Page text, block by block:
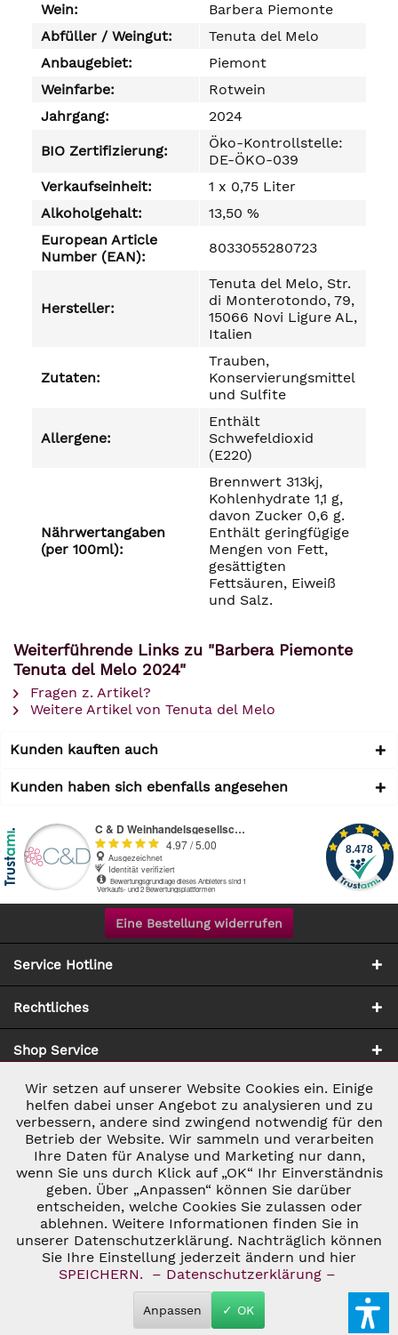
Wein:
Barbera Piemonte
Abfüller / Weingut:
Tenuta del Melo
Anbaugebiet:
Piemont
Weinfarbe:
Rotwein
Jahrgang:
2024
BIO Zertifizierung:
Öko-Kontrollstelle:
DE-ÖKO-039
Verkaufseinheit:
1 x 0,75 Liter
Alkoholgehalt:
13,50 %
European Article
Number (EAN):
8033055280723
Hersteller:
Tenuta del Melo, Str.
di Monterotondo, 79,
15066 Novi Ligure AL,
Italien
Zutaten:
Trauben,
Konservierungsmittel
und Sulfite
Allergene:
Enthält
Schwefeldioxid
(E220)
Nährwertangaben
(per 100ml):
Brennwert 313kj,
Kohlenhydrate 1,1 g,
davon Zucker 0,6 g.
Enthält geringfügige
Mengen von Fett,
gesättigten
Fettsäuren, Eiweiß
und Salz.
Weiterführende Links zu "Barbera Piemonte
Tenuta del Melo 2024"
Fragen z. Artikel?
Weitere Artikel von Tenuta del Melo
Kunden kauften auch
Kunden haben sich ebenfalls angesehen
Eine Bestellung widerrufen
Service Hotline
Rechtliches
Shop Service
Zahlung & Versand
* ALLE PREISE INKL. GESETZL. UMSATZSTEUER ZZGL.
VERSANDKOSTEN UND GGF. NACHNAHMEGEBÜHREN, WENN NICHT
ANDERS BESCHRIEBEN
© 2026 C&D WEINHANDEL - ALL RIGHTS RESERVED. THEME BY
THEMEWARE®
Notwendig Aktiv
Marketing Inaktiv
Tracking Inaktiv
Personalisierung Inaktiv
Wir setzen auf unserer Website Cookies ein. Einige
helfen dabei unser Angebot zu analysieren und zu
verbessern, andere sind zwingend notwendig für den
Betrieb der Website. Wir sammeln und verarbeiten
Ihre Daten für Analyse und Marketing nur dann,
wenn Sie uns durch Klick auf „OK“ Ihr Einverständnis
geben. Über „Anpassen“ können Sie darüber
entscheiden, welche Cookies Sie zulassen oder
ablehnen. Weitere Informationen finden Sie in
unserer Datenschutzerklärung. Nachträglich können
Sie Ihre Einstellung jederzeit ändern und hier
SPEICHERN.
– Datenschutzerklärung –
Anpassen ✓ OK